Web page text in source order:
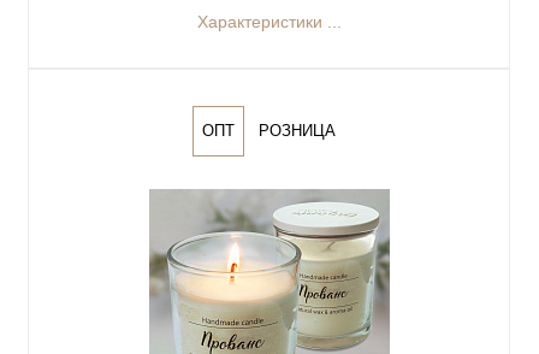
Характеристики ...
ОПТ РОЗНИЦА